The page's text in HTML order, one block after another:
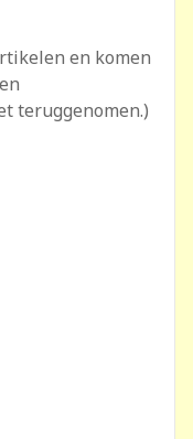
en komen
teruggenomen.)